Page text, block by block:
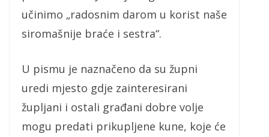
učinimo „radosnim darom u korist naše
siromašnije braće i sestra“.
U pismu je naznačeno da su župni
uredi mjesto gdje zainteresirani
župljani i ostali građani dobre volje
mogu predati prikupljene kune, koje će